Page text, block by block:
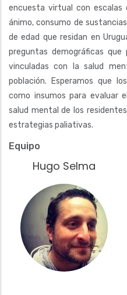
encuesta virtual con escalas
ánimo, consumo de
de edad que residan en
preguntas demográficas que
vinculadas con la salud
población. Esperamos que
como insumos para evaluar
salud mental de los
estrategias paliativas.
Equipo
Hugo Selma
Fotografía